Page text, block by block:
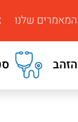
המאמרים שלנו